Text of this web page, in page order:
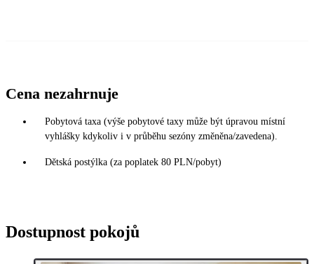
Cena nezahrnuje
Pobytová taxa (výše pobytové taxy může být úpravou místní
vyhlášky kdykoliv i v průběhu sezóny změněna/zavedena).
Dětská postýlka (za poplatek 80 PLN/pobyt)
Dostupnost pokojů